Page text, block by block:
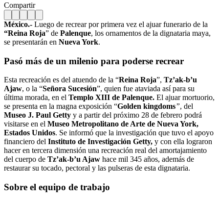
Compartir
México.- Luego de recrear por primera vez el ajuar funerario de la
“Reina Roja” de Palenque, los ornamentos de la dignataria maya,
se presentarán en Nueva York.
Pasó más de un milenio para poderse recrear
Esta recreación es del atuendo de la “Reina Roja”, Tz’ak-b’u
Ajaw, o la “Señora Sucesión”, quien fue ataviada así para su
última morada, en el Templo XIII de Palenque. El ajuar mortuorio,
se presenta en la magna exposición “Golden kingdoms”, del
Museo J. Paul Getty y a partir del próximo 28 de febrero podrá
visitarse en el Museo Metropolitano de Arte de Nueva York,
Estados Unidos. Se informó que la investigación que tuvo el apoyo
financiero del Instituto de Investigación Getty, y con ella lograron
hacer en tercera dimensión una recreación real del amortajamiento
del cuerpo de Tz’ak-b’u Ajaw hace mil 345 años, además de
restaurar su tocado, pectoral y las pulseras de esta dignataria.
Sobre el equipo de trabajo